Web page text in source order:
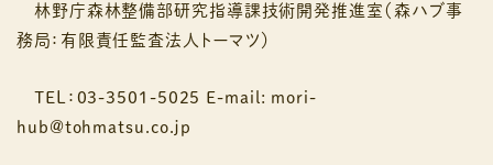
林野庁森林整備部研究指導課技術開発推進室（森ハブ事
務局：有限責任監査法人トーマツ）
TEL：03-3501-5025 E-mail: mori-
hub@tohmatsu.co.jp